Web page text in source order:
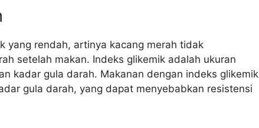
yang rendah, artinya kacang merah tidak
setelah makan. Indeks glikemik adalah ukuran
kadar gula darah. Makanan dengan indeks glikemik
gula darah, yang dapat menyebabkan resistensi